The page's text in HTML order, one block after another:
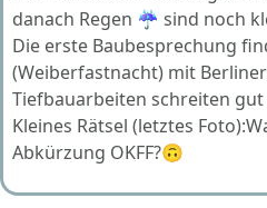
danach Regen ☔️ sind noch
Die erste Baubesprechung
(Weiberfastnacht) mit
Tiefbauarbeiten schreiten
Kleines Rätsel (letztes
Abkürzung OKFF?🙃